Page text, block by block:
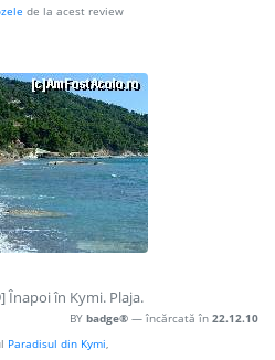
de la acest review
Înapoi în Kymi. Plaja.
BY badge® — încărcată în 22.12.10
Paradisul din Kymi,